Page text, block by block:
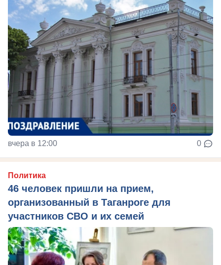
вчера в 12:00 0
Политика
46 человек пришли на прием,
организованный в Таганроге для
участников СВО и их семей